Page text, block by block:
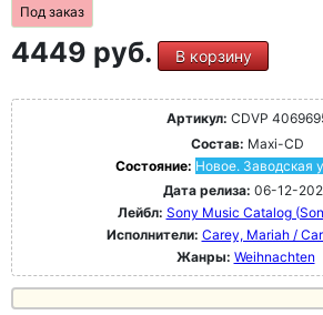
Под заказ
4449 руб. В корзину
Артикул: CDVP
Состав: Maxi-CD
Состояние: Новое. Заводская
Дата релиза: 06-12-
Лейбл: Sony Music Catalog
Исполнители: Carey, Mariah /
Жанры: Weihnachten